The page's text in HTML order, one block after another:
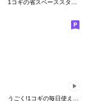
うごく!1コギの毎日使えるともだちスタンプ